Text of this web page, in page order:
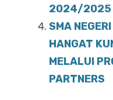
2024/2025
SMA
HANGAT
MELALUI
PARTNERS